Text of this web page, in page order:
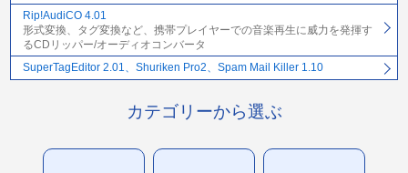
Rip!AudiCO 4.01
形式変換、タグ変換など、携帯プレイヤーでの音楽再生に威力を発揮す
るCDリッパー/オーディオコンバータ
SuperTagEditor 2.01、Shuriken Pro2、Spam Mail Killer 1.10
カテゴリーから選ぶ